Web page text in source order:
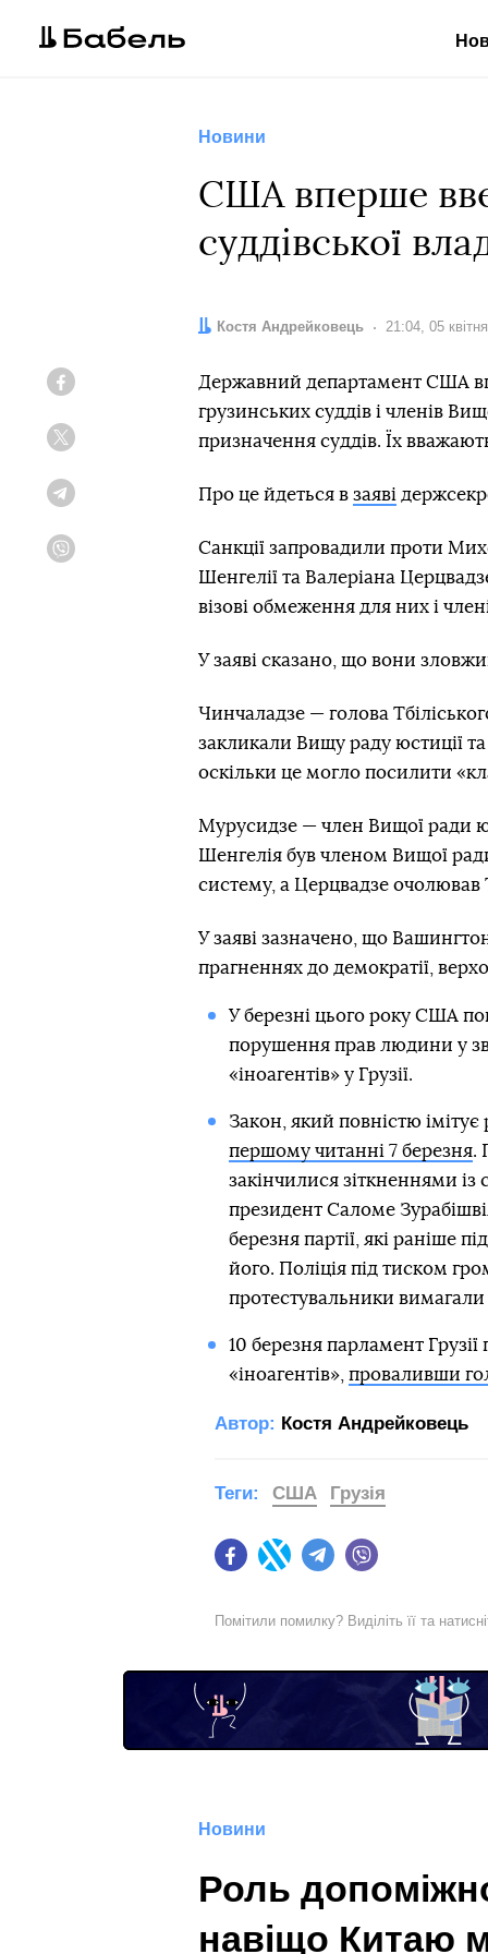
Новини
США вперше
суддівської
Автор:
Костя Андрейковець Дата:
21:04, 05
Державний департамент США
грузинських суддів і членів
призначення суддів. Їх
Про це йдеться в заяві
Санкції запровадили проти
Шенгелії та Валеріана
візові обмеження для них і
У заяві сказано, що вони
Чинчаладзе — голова
закликали Вищу раду юстиції
оскільки це могло посилити
Мурусидзе — член Вищої ради
Шенгелія був членом Вищої
систему, а Церцвадзе очолював
У заяві зазначено, що
прагненнях до демократії,
У березні цього року США
порушення прав людини у
«іноагентів» у Грузії.
Закон, який повністю імітує
першому читанні 7 березня.
закінчилися зіткненнями
президент Саломе
березня партії, які раніше
його. Поліція під тиском
протестувальники вимагали
10 березня парламент
«іноагентів», проваливши
Автор: Костя Андрейковець
FacebookTwitter Telegram
Теги: США Грузія
Помітили помилку? Виділіть її та
Новини
Роль
навіщо Китаю